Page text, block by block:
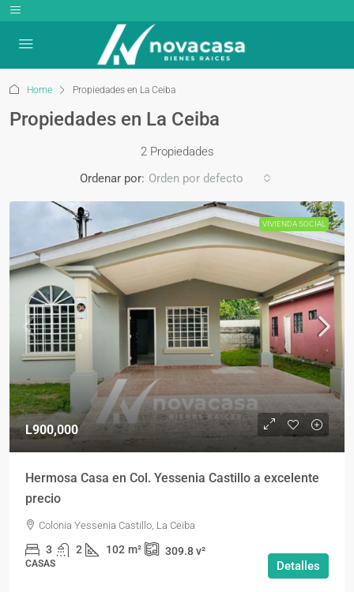
Home Propiedades en La Ceiba
Propiedades en La Ceiba
2 Propiedades
Ordenar por: Orden por defecto
VIVIENDA SOCIAL
L900,000
Hermosa Casa en Col. Yessenia Castillo a excelente
precio
Colonia Yessenia Castillo, La Ceiba
3 2 102 m² 309.8v²
CASAS Detalles